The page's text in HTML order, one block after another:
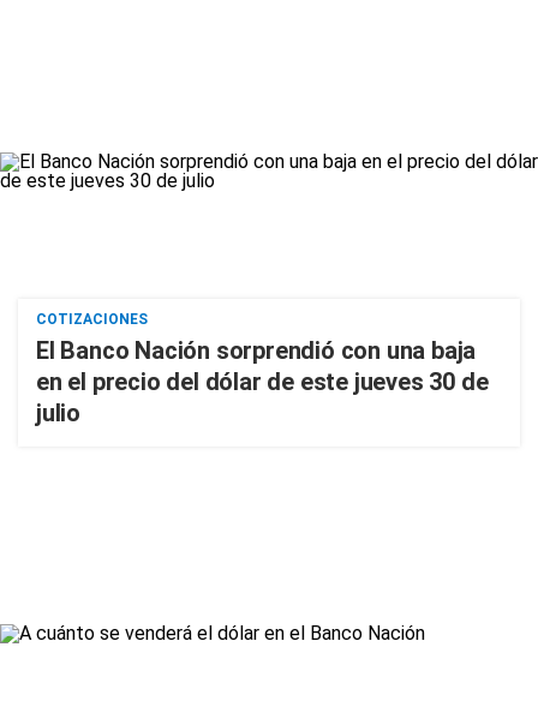
COTIZACIONES
El Banco Nación sorprendió con una baja
en el precio del dólar de este jueves 30 de
julio